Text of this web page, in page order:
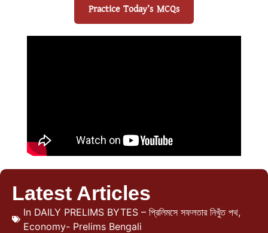
Practice Today’s MCQs
Latest Articles
In DAILY PRELIMS BYTES – প্রিলিমসে সফলতার নিখুঁত পথ,
Economy- Prelims Bengali